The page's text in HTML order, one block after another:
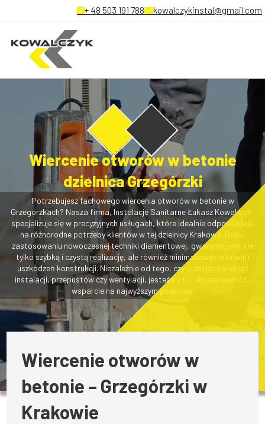
+ 48 503 191 788 kowalczykinstal@gmail.com
Wiercenie otworów w betonie
dzielnica Grzegórzki
Potrzebujesz fachowego wiercenia otworów w betonie w
Grzegórzkach? Nasza firma, Instalacje Sanitarne Łukasz Kowalczyk,
specjalizuje się w precyzyjnych usługach, które idealnie odpowiadają
na różnorodne potrzeby klientów w tej dzielnicy Krakowa. Dzięki
zastosowaniu nowoczesnej techniki diamentowej, gwarantujemy nie
tylko szybką i czystą realizację, ale również minimalizację wibracji i
uszkodzeń konstrukcji. Niezależnie od tego, czy planujesz montaż
instalacji, przepustów czy wentylacji, jesteśmy tu, aby zapewnić Ci
wsparcie na najwyższym poziomie.
Wiercenie otworów w
betonie – Grzegórzki w
Krakowie